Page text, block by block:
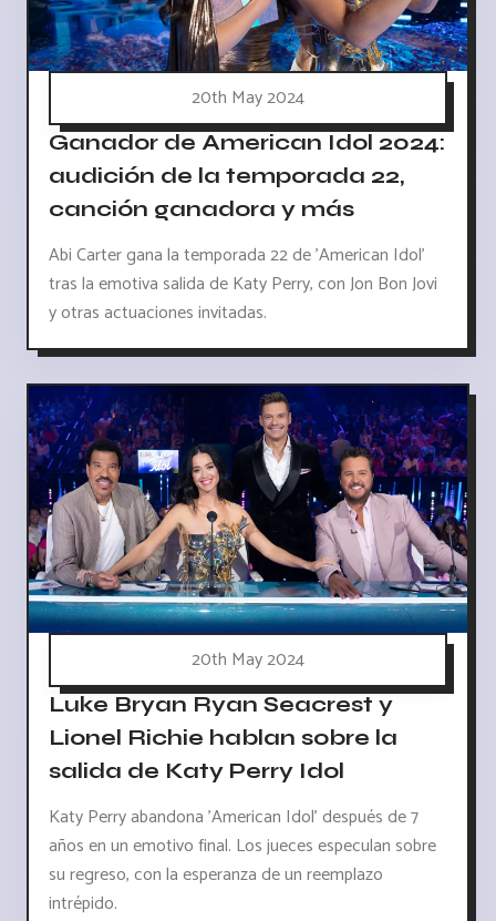
20th May 2024
Ganador de American Idol 2024:
audición de la temporada 22,
canción ganadora y más
Abi Carter gana la temporada 22 de 'American Idol'
tras la emotiva salida de Katy Perry, con Jon Bon Jovi
y otras actuaciones invitadas.
20th May 2024
Luke Bryan Ryan Seacrest y
Lionel Richie hablan sobre la
salida de Katy Perry Idol
Katy Perry abandona 'American Idol' después de 7
años en un emotivo final. Los jueces especulan sobre
su regreso, con la esperanza de un reemplazo
intrépido.